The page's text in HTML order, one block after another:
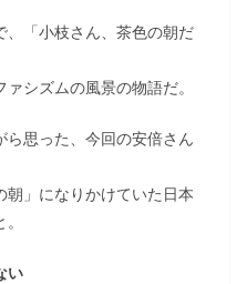
、「小枝さん、茶色の朝だ
シズムの風景の物語だ。
思った、今回の安倍さん
」になりかけていた日本
い